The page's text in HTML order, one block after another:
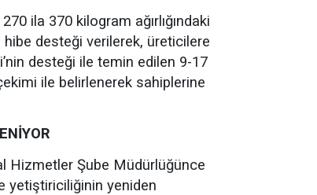
ila 370 kilogram ağırlığındaki
hibe desteği verilerek, üreticilere
desteği ile temin edilen 9-17
ile belirlenerek sahiplerine
Hizmetler Şube Müdürlüğünce
yetiştiriciliğinin yeniden